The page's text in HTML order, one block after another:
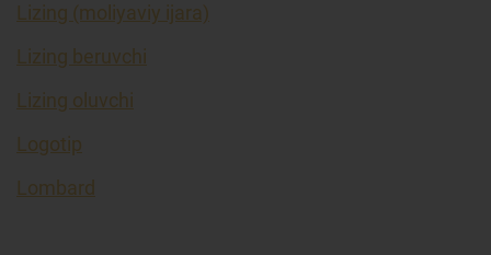
Lizing (moliyaviy ijara)
Lizing beruvchi
Lizing oluvchi
Logotip
Lombard